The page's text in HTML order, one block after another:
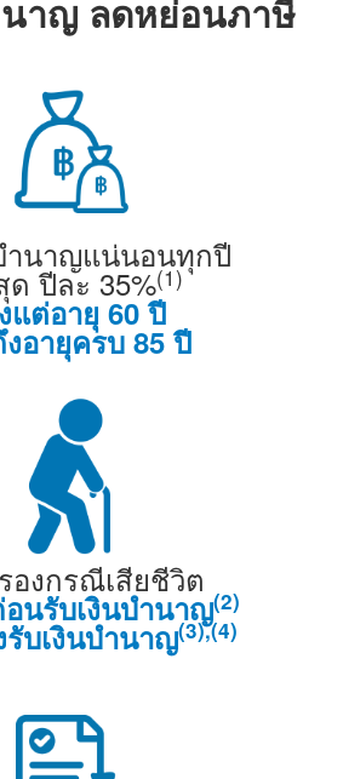
าญ ลดหย่อนภาษี
ำนาญแน่นอนทุกปี
ด ปีละ 35%(1)
แต่อายุ 60 ปี
อายุครบ 85 ปี
องกรณีเสียชีวิต
นรับเงินบำนาญ(2)
บเงินบำนาญ(3),(4)